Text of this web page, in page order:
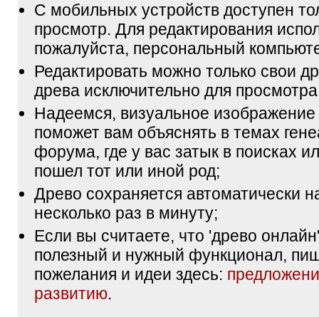
С мобильных устройств доступен
просмотр. Для редактирования
пожалуйста, персональный
Редактировать можно только свои
древа исключительно для
Надеемся, визуальное
поможет вам объяснять в темах
форума, где у вас затык в поисках
пошел тот или иной род;
Древо сохраняется автоматически
несколько раз в минуту;
Если вы считаете, что 'древо
полезный и нужный функционал,
пожелания и идеи здесь:
развитию.